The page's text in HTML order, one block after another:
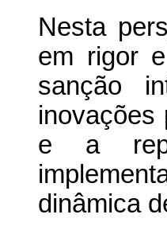
Nesta
em rigor
sanção
inovações
e a
dinâmica